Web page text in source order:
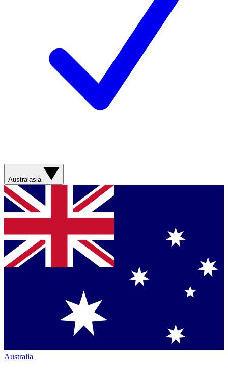
Australasia
Australia